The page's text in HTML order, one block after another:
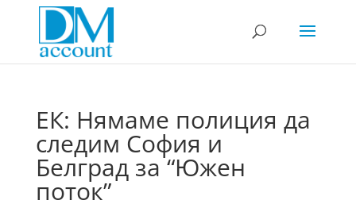
ЕК: Нямаме полиция да
следим София и
Белград за “Южен
поток”